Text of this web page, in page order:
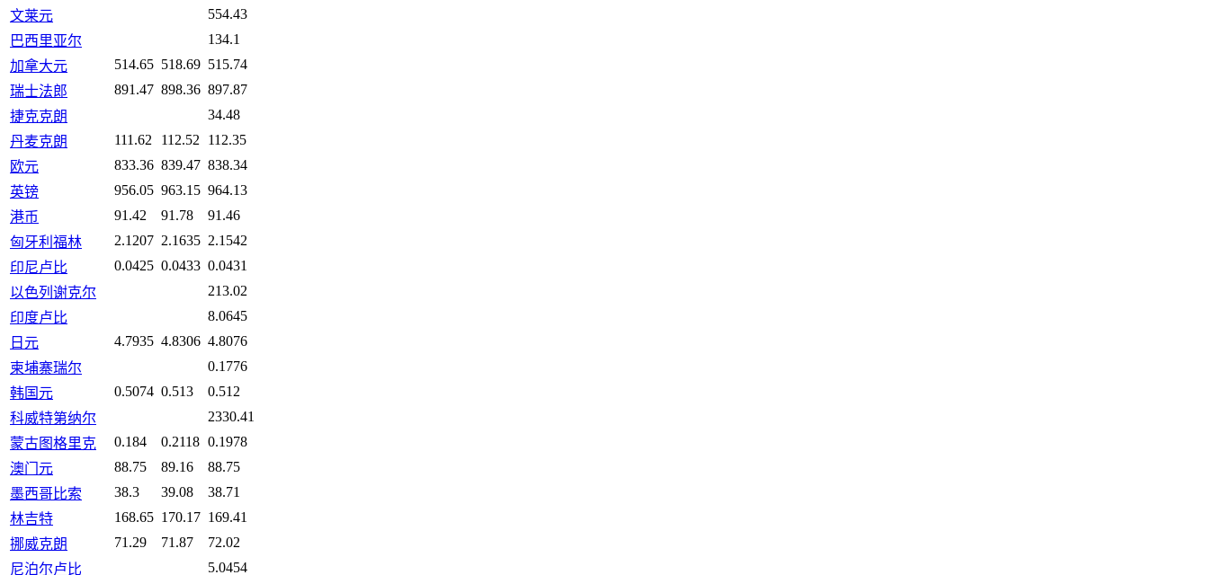
文莱元
554.43
巴西里亚尔
134.1
加拿大元
514.65 518.69 515.74
瑞士法郎
891.47 898.36 897.87
捷克克朗
34.48
丹麦克朗
111.62 112.52
112.35
欧元
833.36 839.47 838.34
英镑
956.05 963.15 964.13
港币
91.42 91.78
91.46
匈牙利福林
2.1207 2.1635 2.1542
印尼卢比
0.0425 0.0433 0.0431
以色列谢克尔
213.02
印度卢比
8.0645
日元
4.7935 4.8306 4.8076
柬埔寨瑞尔
0.1776
韩国元
0.5074 0.513
0.512
科威特第纳尔
2330.41
蒙古图格里克
0.184 0.2118 0.1978
澳门元
88.75 89.16
88.75
墨西哥比索
38.3 39.08
38.71
林吉特
168.65 170.17 169.41
挪威克朗
71.29 71.87
72.02
尼泊尔卢比
5.0454